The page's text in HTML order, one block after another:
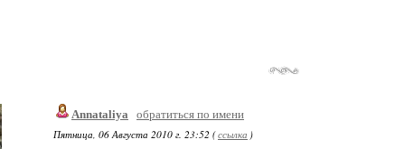
Annataliya
обратиться по имени
Пятница, 06 Августа 2010 г. 23:52 (ссылка )